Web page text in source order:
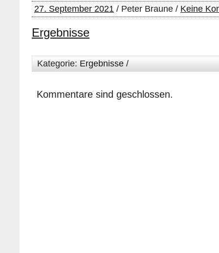
27. September 2021 / Peter Braune / Keine
Ergebnisse
Kategorie: Ergebnisse /
Kommentare sind geschlossen.